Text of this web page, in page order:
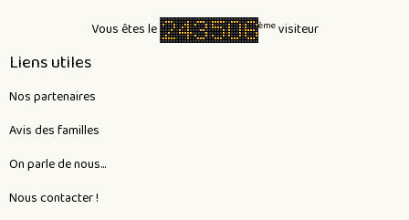
Vous êtes le èmevisiteur
Liens utiles
Nos partenaires
Avis des familles
On parle de nous...
Nous contacter !